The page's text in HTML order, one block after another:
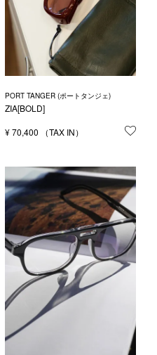
お気に入りに登録する
PORT TANGER (ポートタンジェ)
ZIA[BOLD]
¥70,400